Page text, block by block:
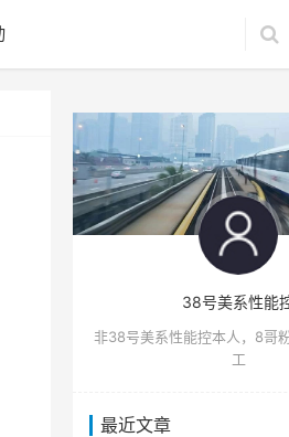
38号美系性能
非38号美系性能控本人，8哥
工
最近文章